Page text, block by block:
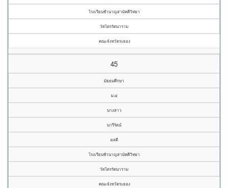
โรงเรียนชำนาญสามัคคีวิทยา
วัดไตรรัตนาราม
คณะจังหวัดระยอง
45
มัธยมศึกษา
ม.๔
นางสาว
นารีรัตน์
ผลดี
โรงเรียนชำนาญสามัคคีวิทยา
วัดไตรรัตนาราม
คณะจังหวัดระยอง